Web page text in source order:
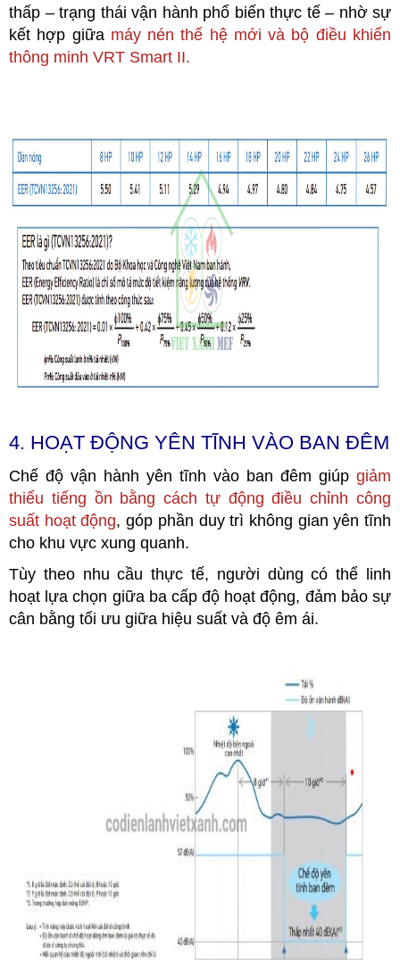
thấp – trạng thái vận hành phổ biến thực tế – nhờ sự
kết hợp giữa máy nén thế hệ mới và bộ điều khiển
thông minh VRT Smart II.
4. HOẠT ĐỘNG YÊN TĨNH VÀO BAN ĐÊM
Chế độ vận hành yên tĩnh vào ban đêm giúp giảm
thiểu tiếng ồn bằng cách tự động điều chỉnh công
suất hoạt động, góp phần duy trì không gian yên tĩnh
cho khu vực xung quanh.
Tùy theo nhu cầu thực tế, người dùng có thể linh
hoạt lựa chọn giữa ba cấp độ hoạt động, đảm bảo sự
cân bằng tối ưu giữa hiệu suất và độ êm ái.